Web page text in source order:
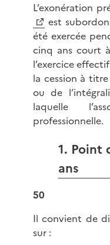
L’exonération
est
été exercée
cinq ans court
l’exercice
la cession à
ou de
laquelle
professionnelle.
1. Point
ans
50
Il convient de
sur :